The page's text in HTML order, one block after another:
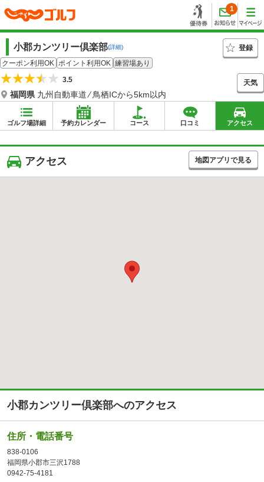
1
小郡カンツリー倶楽部(詳細)
登録
クーポン利用OK ポイント利用OK 練習場あり
3.5
福岡県 九州自動車道 ⁄ 鳥栖ICから5km以内
天気
ゴルフ場詳細 予約カレンダー コース 口コミ アクセス
アクセス 地図アプリで見る
小郡カンツリー倶楽部へのアクセス
住所・電話番号
838-0106
福岡県小郡市三沢1788
0942-75-4181